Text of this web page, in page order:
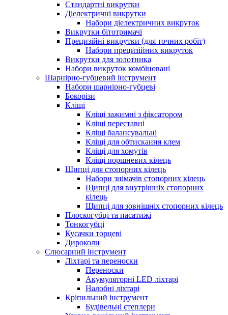
Стандартні викрутки
Діелектричні викрутки
Набори діелектричних викруток
Викрутки бітотримачі
Прецизійні викрутки (для точних робіт)
Набори прецизійних викруток
Викрутки для золотника
Набори викруток комбіновані
Шарнірно-губцевий інструмент
Набори шарнірно-губцеві
Бокорізи
Кліщі
Кліщі зажимні з фіксатором
Кліщі переставні
Кліщі балансувальні
Кліщі для обтискання клем
Кліщі для хомутів
Кліщі поршневих кілець
Щипці для стопорних кілець
Набори знімачів стопорних кілець
Щипці для внутрішніх стопорних
кілець
Щипці для зовнішніх стопорних кілець
Плоскогубці та пасатижі
Тонкогубці
Кусачки торцеві
Дироколи
Слюсарний інструмент
Ліхтарі та переноски
Переноски
Акумуляторні LED ліхтарі
Налобні ліхтарі
Кріпильний інструмент
Будівельні степлери